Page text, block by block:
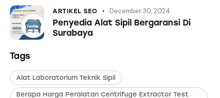
ARTIKEL SEO December 30, 2024
Penyedia Alat Sipil Bergaransi Di
Surabaya
Tags
Alat Laboratorium Teknik Sipil
Berapa Harga Peralatan Centrifuge Extractor Test